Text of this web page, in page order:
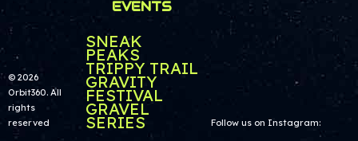
© 2026
Orbit360. All
rights
reserved
EVENTS
SNEAK
PEAKS
TRIPPY TRAIL
GRAVITY
FESTIVAL
GRAVEL
SERIES Follow us on Instagram: